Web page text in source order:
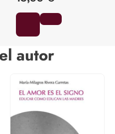
autor